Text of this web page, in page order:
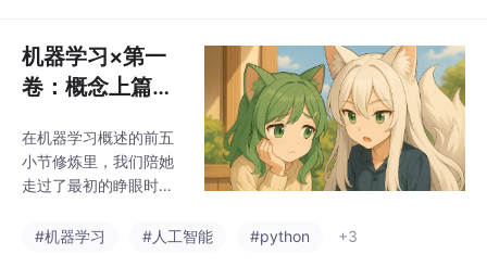
定、分步提示、格式约
束等方法，把自然语言
变成对模型的“隐形编
vs 好 Prompt”对比入
手，展示了如何用精准
提示提升结果质量，并
直观验证。进一步，我
机器学习×第一
卷：概念上篇
训练员，是她的
第一个亲人
在机器学习概述的前五
小节修炼里，我们陪她
走过了最初的睁眼时
基本概念，到她怎么靠
#机器学习 #人工智能 #python +3